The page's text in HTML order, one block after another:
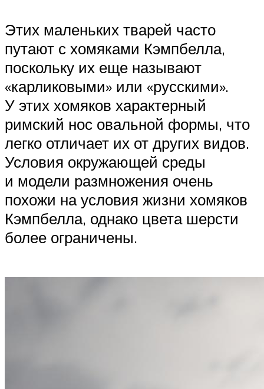
Этих маленьких тварей часто
путают с хомяками Кэмпбелла,
поскольку их еще называют
«карликовыми» или «русскими».
У этих хомяков характерный
римский нос овальной формы, что
легко отличает их от других видов.
Условия окружающей среды
и модели размножения очень
похожи на условия жизни хомяков
Кэмпбелла, однако цвета шерсти
более ограничены.